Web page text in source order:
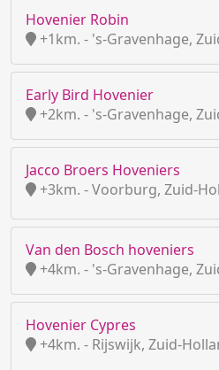
Hovenier Robin
+1km. - 's-Gravenhage,
Early Bird Hovenier
+2km. - 's-Gravenhage,
Jacco Broers Hoveniers
+3km. - Voorburg, Zuid-
Van den Bosch hoveniers
+4km. - 's-Gravenhage,
Hovenier Cypres
+4km. - Rijswijk, Zuid-